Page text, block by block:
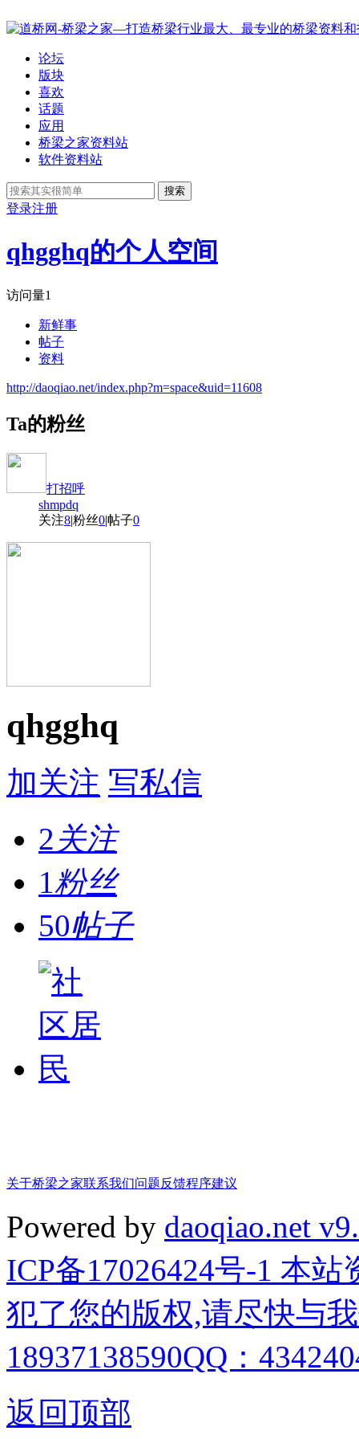
论坛
版块
喜欢
话题
应用
桥梁之家资料站
软件资料站
搜索
登录注册
qhgghq的个人空间
访问量1
新鲜事
帖子
资料
http://daoqiao.net/index.php?m=space&uid=11608
Ta的粉丝
打招呼
shmpdq
关注8|粉丝0|帖子0
qhgghq
加关注 写私信
2关注
1 粉丝
50帖子
关于桥梁之家联系我们问题反馈程序建议
Powered by daoqiao.net
ICP备17026424号-1 本
犯了您的版权,请尽快与
18937138590QQ：
返回顶部